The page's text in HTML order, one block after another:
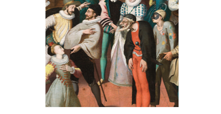
הנחת אתר ספר מודפס
$42
$38